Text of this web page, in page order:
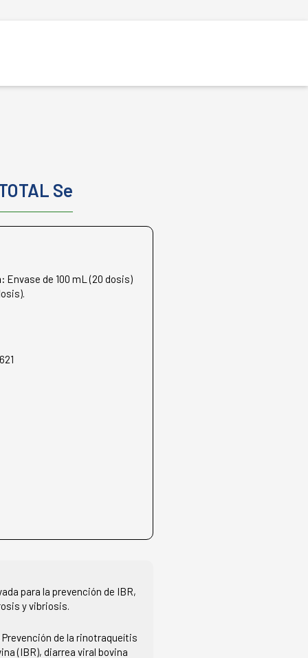
Se
Envase de 100 mL (20 dosis)
para la prevención de IBR,
y vibriosis.
Prevención de la rinotraqueítis
(IBR), diarrea viral bovina